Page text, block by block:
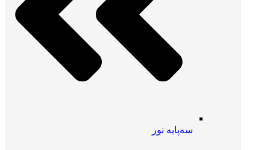
سه‌پایه نور